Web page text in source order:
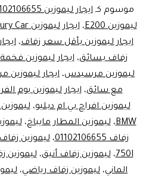
موسوم كـ ايجار ليموزين 01102106655
ليموزين E200
،ايجار ليموزين Luxury Car
ايجار ليموزين بأقل سعر زفاف،
زفاف بسائق،ايجار ليموزين فخمة
ليموزين مرسيدس، ايجار
مع سائق،ايجار ليموزين يوم
ليموزين افراح بي ام دبليو،
BMW،ليموزين المطار مايباخ،
زفاف 01102106655
،ليموزين زفاف
750I،ليموزين زفاف أنيق،ليموزين
الماني، ليموزين زفاف رياضي،